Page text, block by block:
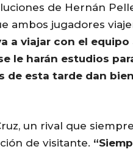
de Hernán
ambos jugadores
a viajar con el equipo
le harán estudios
de esta tarde dan
un rival que
de visitante.